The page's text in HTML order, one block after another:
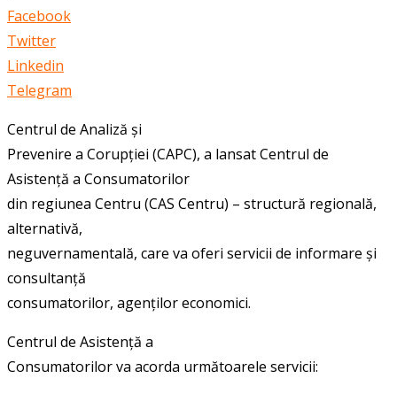
Facebook
Twitter
Linkedin
Telegram
Centrul de Analiză și
Prevenire a Corupției (CAPC), a lansat Centrul de
Asistență a Consumatorilor
din regiunea Centru (CAS Centru) – structură regională,
alternativă,
neguvernamentală, care va oferi servicii de informare și
consultanță
consumatorilor, agenților economici.
Centrul de Asistență a
Consumatorilor va acorda următoarele servicii: